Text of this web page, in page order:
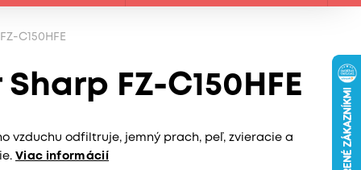
C150HFE
FZ-C150HFE
vzduchu odfiltruje, jemný prach, peľ, zvieracie a
Viac informácií